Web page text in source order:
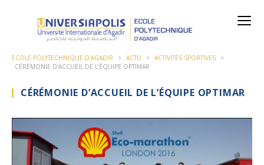
ECOLE POLYTECHNIQUE D'AGADIR > ACTU > ACTIVITÉS SPORTIVES
>
CÉRÉMONIE D’ACCUEIL DE L’ÉQUIPE OPTIMAR
CÉRÉMONIE D’ACCUEIL DE L’ÉQUIPE OPTIMAR